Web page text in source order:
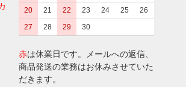
20
21 22 23 24 25
26
27
28 29 30
赤は休業日です。メールへの返信、
商品発送の業務はお休みさせていた
だきます。